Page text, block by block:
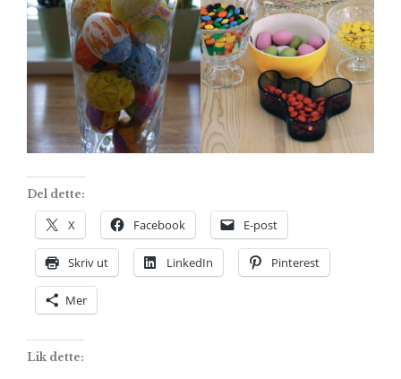
Del dette:
X Facebook E-post
Skriv ut LinkedIn Pinterest
Mer
Lik dette: